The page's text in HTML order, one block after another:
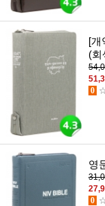
[개
(회
0
영
0